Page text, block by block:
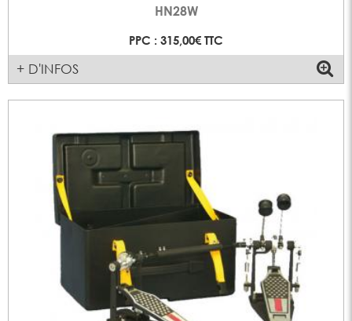
HN28W
PPC : 315,00€ TTC
+ D'INFOS